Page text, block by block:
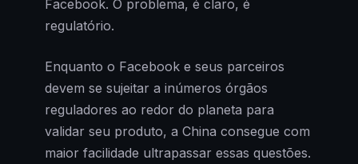
Facebook. O problema, é claro, é
regulatório.
Enquanto o Facebook e seus parceiros
devem se sujeitar a inúmeros órgãos
reguladores ao redor do planeta para
validar seu produto, a China consegue com
maior facilidade ultrapassar essas questões.